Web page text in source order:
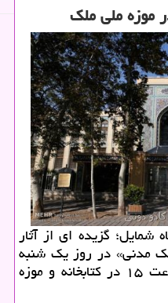
موزه ملی ملك
شمایل؛ گزیده ای از آثار
مدنی» در روز یك شنبه
سوم دی ۱۳۹۶ خورشیدی ساعت ۱۵ در كتابخانه و موزه